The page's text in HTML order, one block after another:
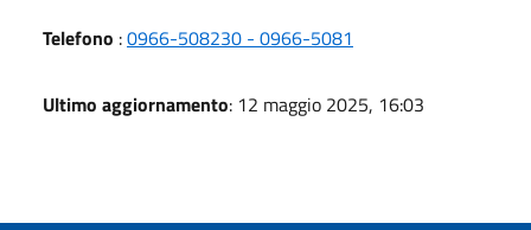
Telefono :0966-508230 - 0966-5081
Ultimo aggiornamento: 12 maggio 2025, 16:03